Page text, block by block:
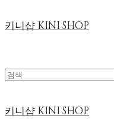
키니샵 KINI SHOP
키니샵 KINI SHOP